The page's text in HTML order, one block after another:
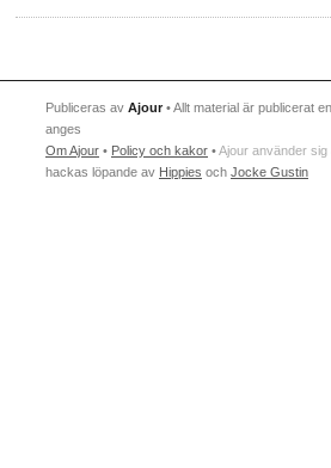
Publiceras av Ajour • Allt material är publicerat
anges
Om Ajour • Policy och kakor •Ajour använder sig
hackas löpande av Hippies och Jocke Gustin